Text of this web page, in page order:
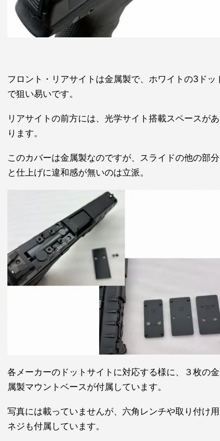
フロント・リアサイトは金属製で、ホワイトの3ドッ
で狙い易いです。
リアサイトの前方には、光学サイト搭載スペースがあ
ります。
このカバーは金属製なのですが、スライドの他の部分
と仕上げに違和感が無いのは立派。
各メーカーのドットサイトに対応する様に、３枚の金
属製マウントベースが付属しています。
写真には載っていませんが、六角レンチや取り付け用
ネジも付属しています。